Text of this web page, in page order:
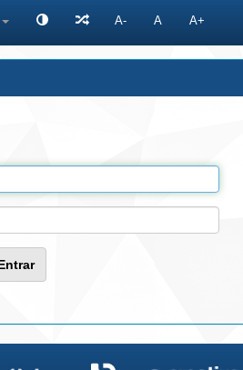
A- A A+